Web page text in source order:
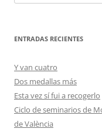
ENTRADAS RECIENTES
Y van cuatro
Dos medallas más
Esta vez sí fui a recogerlo
Ciclo de seminarios de
de València